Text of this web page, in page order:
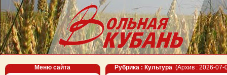
Меню сайта
Рубрика : Культура (Архив : 2026-07-